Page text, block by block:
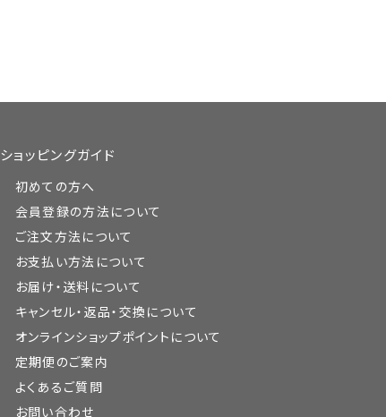
ショッピングガイド
初めての方へ
会員登録の方法について
ご注文方法について
お支払い方法について
お届け・送料について
キャンセル・返品・交換について
オンラインショップポイントについて
定期便のご案内
よくあるご質問
お問い合わせ